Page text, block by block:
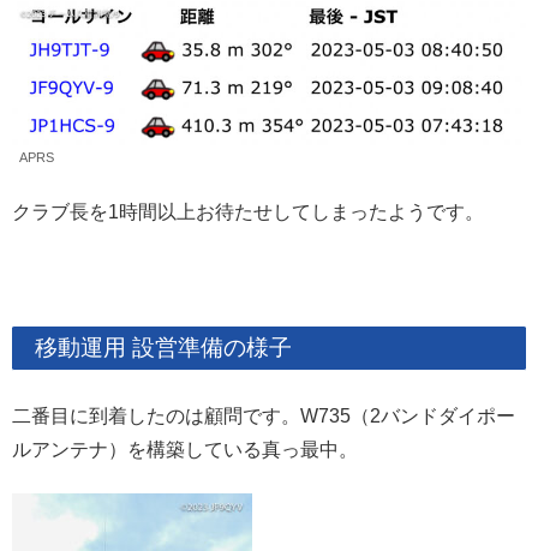
APRS
クラブ長を1時間以上お待たせしてしまったようです。
移動運用 設営準備の様子
二番目に到着したのは顧問です。W735（2バンドダイポー
ルアンテナ）を構築している真っ最中。